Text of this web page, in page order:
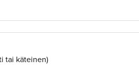
tai käteinen)